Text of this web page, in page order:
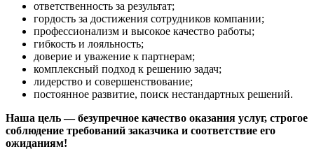
ответственность за результат;
гордость за достижения сотрудников компании;
профессионализм и высокое качество работы;
гибкость и лояльность;
доверие и уважение к партнерам;
комплексный подход к решению задач;
лидерство и совершенствование;
постоянное развитие, поиск нестандартных решений.
Наша цель — безупречное качество оказания услуг, строгое
соблюдение требований заказчика и соответствие его
ожиданиям!